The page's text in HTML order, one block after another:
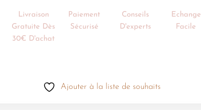
Livraison
Gratuite Dès
30€ D'achat
Paiement
Sécurisé
Conseils
D'experts
Echange
Facile
Ajouter à la liste de souhaits